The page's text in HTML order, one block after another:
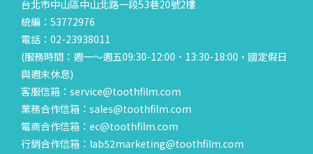
台北市中山區中山北路一段53巷20號2樓
統編：53772976
電話：02-23938011
(服務時間：週一～週五09:30-12:00、13:30-18:00，國定假日
與週末休息)
客服信箱：service@toothfilm.com
業務合作信箱：sales@toothfilm.com
電商合作信箱：ec@toothfilm.com
行銷合作信箱：lab52marketing@toothfilm.com